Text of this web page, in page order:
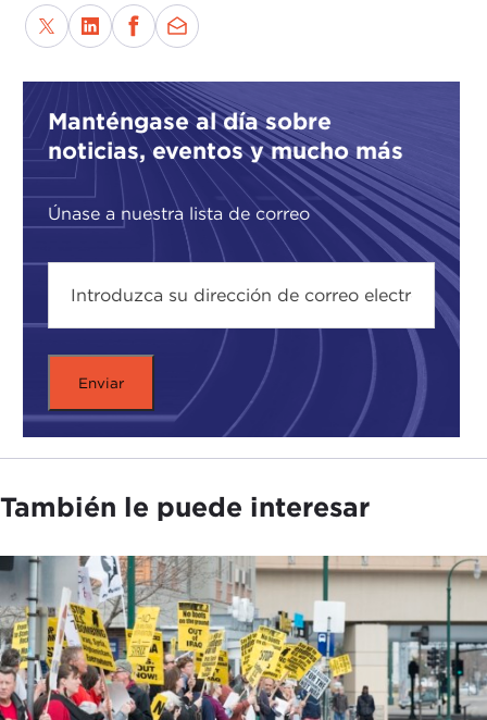
Manténgase al día sobre
noticias, eventos y mucho más
Únase a nuestra lista de correo
También le puede interesar